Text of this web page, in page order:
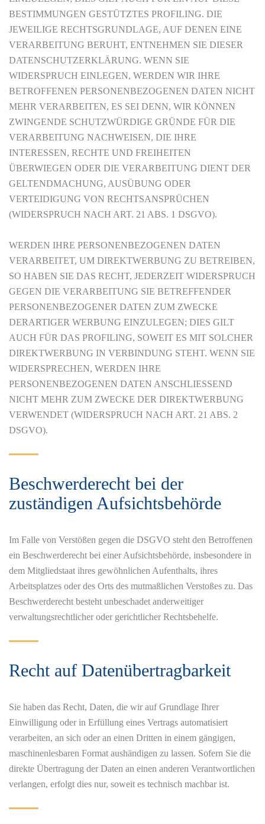
BESTIMMUNGEN GESTÜTZTES PROFILING. DIE
JEWEILIGE RECHTSGRUNDLAGE, AUF DENEN EINE
VERARBEITUNG BERUHT, ENTNEHMEN SIE DIESER
DATENSCHUTZERKLÄRUNG. WENN SIE
WIDERSPRUCH EINLEGEN, WERDEN WIR IHRE
BETROFFENEN PERSONENBEZOGENEN DATEN NICHT
MEHR VERARBEITEN, ES SEI DENN, WIR KÖNNEN
ZWINGENDE SCHUTZWÜRDIGE GRÜNDE FÜR DIE
VERARBEITUNG NACHWEISEN, DIE IHRE
INTERESSEN, RECHTE UND FREIHEITEN
ÜBERWIEGEN ODER DIE VERARBEITUNG DIENT DER
GELTENDMACHUNG, AUSÜBUNG ODER
VERTEIDIGUNG VON RECHTSANSPRÜCHEN
(WIDERSPRUCH NACH ART. 21 ABS. 1 DSGVO).
WERDEN IHRE PERSONENBEZOGENEN DATEN
VERARBEITET, UM DIREKTWERBUNG ZU BETREIBEN,
SO HABEN SIE DAS RECHT, JEDERZEIT WIDERSPRUCH
GEGEN DIE VERARBEITUNG SIE BETREFFENDER
PERSONENBEZOGENER DATEN ZUM ZWECKE
DERARTIGER WERBUNG EINZULEGEN; DIES GILT
AUCH FÜR DAS PROFILING, SOWEIT ES MIT SOLCHER
DIREKTWERBUNG IN VERBINDUNG STEHT. WENN SIE
WIDERSPRECHEN, WERDEN IHRE
PERSONENBEZOGENEN DATEN ANSCHLIESSEND
NICHT MEHR ZUM ZWECKE DER DIREKTWERBUNG
VERWENDET (WIDERSPRUCH NACH ART. 21 ABS. 2
DSGVO).
Beschwerde­recht bei der
zuständigen Aufsichts­behörde
Im Falle von Verstößen gegen die DSGVO steht den Betroffenen
ein Beschwerderecht bei einer Aufsichtsbehörde, insbesondere in
dem Mitgliedstaat ihres gewöhnlichen Aufenthalts, ihres
Arbeitsplatzes oder des Orts des mutmaßlichen Verstoßes zu. Das
Beschwerderecht besteht unbeschadet anderweitiger
verwaltungsrechtlicher oder gerichtlicher Rechtsbehelfe.
Recht auf Daten­übertrag­barkeit
Sie haben das Recht, Daten, die wir auf Grundlage Ihrer
Einwilligung oder in Erfüllung eines Vertrags automatisiert
verarbeiten, an sich oder an einen Dritten in einem gängigen,
maschinenlesbaren Format aushändigen zu lassen. Sofern Sie die
direkte Übertragung der Daten an einen anderen Verantwortlichen
verlangen, erfolgt dies nur, soweit es technisch machbar ist.